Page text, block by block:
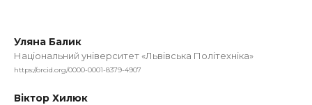
Уляна Балик
Національний університет «Львівська Політехніка»
https://orcid.org/0000-0001-8379-4907
Віктор Хилюк